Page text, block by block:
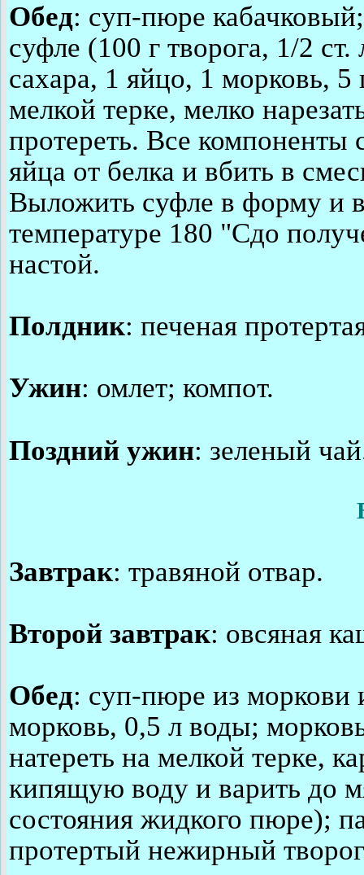
Обед: суп-пюре
суфле (100 г творога, 1/2
сахара, 1 яйцо, 1 морковь,
мелкой терке, мелко
протереть. Все компоненты
яйца от белка и вбить в
Выложить суфле в форму и
температуре 180 "Сдо
настой.
Полдник: печеная
Ужин: омлет; компот.
Поздний ужин: зеленый
Завтрак: травяной отвар.
Второй завтрак: овсяная
Обед: суп-пюре из моркови
морковь, 0,5 л воды;
натереть на мелкой терке,
кипящую воду и варить до
состояния жидкого пюре);
протертый нежирный